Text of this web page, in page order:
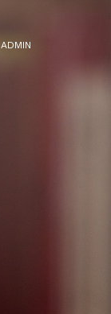
ADMIN